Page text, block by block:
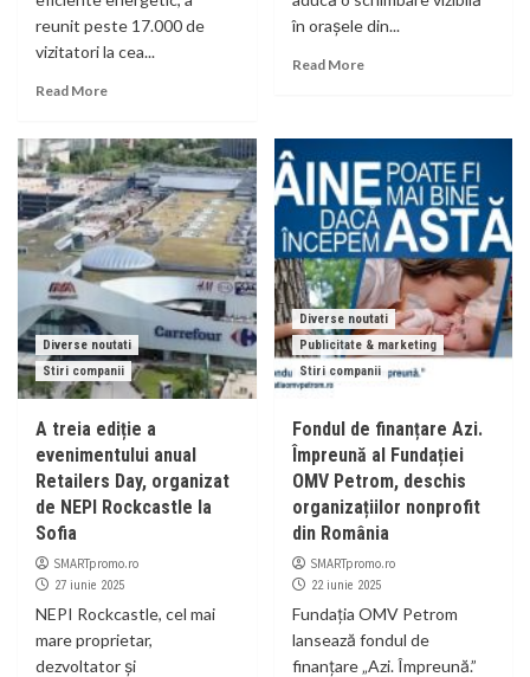
reunit peste 17.000 de
vizitatori la cea...
Read More
în orașele din...
Read More
Diverse noutati
Stiri companii
A treia ediție a
evenimentului anual
Retailers Day, organizat
de NEPI Rockcastle la
Sofia
SMARTpromo.ro
27 iunie 2025
NEPI Rockcastle, cel mai
mare proprietar,
dezvoltator și
Diverse noutati
Publicitate & marketing
Stiri companii
Fondul de finanțare Azi.
Împreună al Fundației
OMV Petrom, deschis
organizațiilor nonprofit
din România
SMARTpromo.ro
22 iunie 2025
Fundația OMV Petrom
lansează fondul de
finanțare „Azi. Împreună.”